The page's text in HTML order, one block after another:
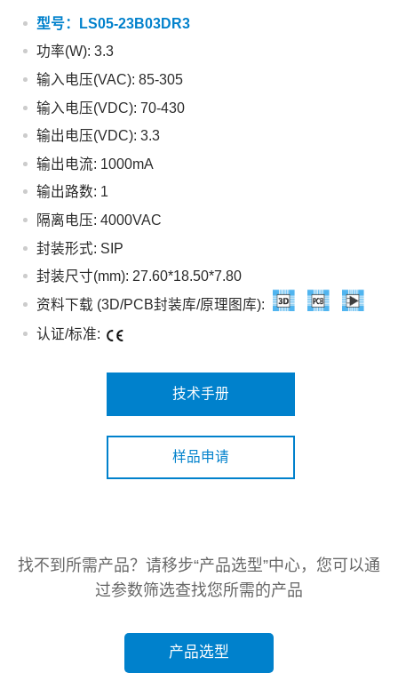
型号：
LS05-23B03DR3
功率(W): 3.3
输入电压(VAC): 85-305
输入电压(VDC): 70-430
输出电压(VDC): 3.3
输出电流: 1000mA
输出路数: 1
隔离电压: 4000VAC
封装形式: SIP
封装尺寸(mm): 27.60*18.50*7.80
资料下载 (3D/PCB封装库/原理图库):
认证/标准:
技术手册
样品申请
找不到所需产品？请移步“产品选型”中心，您可以通
过参数筛选查找您所需的产品
产品选型